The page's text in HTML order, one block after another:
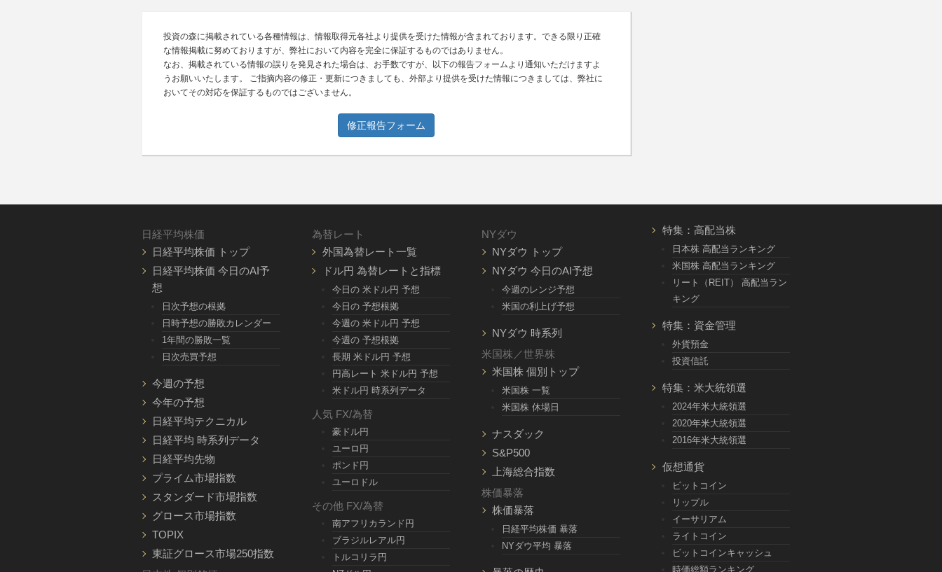
投資の森に掲載されている各種情報は、情報取得元各社より提供を受けた情報が含まれております。できる限り正確
な情報掲載に努めておりますが、弊社において内容を完全に保証するものではありません。
なお、掲載されている情報の誤りを発見された場合は、お手数ですが、以下の報告フォームより通知いただけますよ
うお願いいたします。 ご指摘内容の修正・更新につきましても、外部より提供を受けた情報につきましては、弊社に
おいてその対応を保証するものではございません。
修正報告フォーム
日経平均株価
日経平均株価 トップ
日経平均株価 今日のAI予
想
日次予想の根拠
日時予想の勝敗カレンダー
1年間の勝敗一覧
日次売買予想
今週の予想
今年の予想
日経平均テクニカル
日経平均 時系列データ
日経平均先物
プライム市場指数
スタンダード市場指数
グロース市場指数
TOPIX
東証グロース市場250指数
為替レート
外国為替レート一覧
ドル円 為替レートと指標
今日の 米ドル円 予想
今日の 予想根拠
今週の 米ドル円 予想
今週の 予想根拠
長期 米ドル円 予想
円高レート 米ドル円 予想
米ドル円 時系列データ
人気 FX/為替
豪ドル円
ユーロ円
ポンド円
ユーロドル
その他 FX/為替
南アフリカランド円
ブラジルレアル円
トルコリラ円
NYダウ
NYダウ トップ
NYダウ 今日のAI予想
今週のレンジ予想
米国の利上げ予想
NYダウ 時系列
米国株／世界株
米国株 個別トップ
米国株 一覧
米国株 休場日
ナスダック
S&P500
上海総合指数
株価暴落
株価暴落
日経平均株価 暴落
NYダウ平均 暴落
特集：高配当株
日本株 高配当ランキング
米国株 高配当ランキング
リート（REIT） 高配当ラン
キング
特集：資金管理
外貨預金
投資信託
特集：米大統領選
2024年米大統領選
2020年米大統領選
2016年米大統領選
仮想通貨
ビットコイン
リップル
イーサリアム
ライトコイン
ビットコインキャッシュ
時価総額ランキング